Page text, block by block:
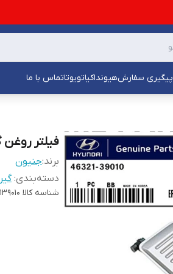
پیگیری سفارشهیونداکیاتویوتاتماس با ما
فیلتر
برند:جنیون
دسته‌بندی:
شناسه کالا